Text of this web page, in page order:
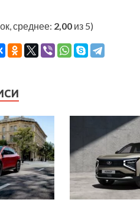
среднее: 2,00 из 5)